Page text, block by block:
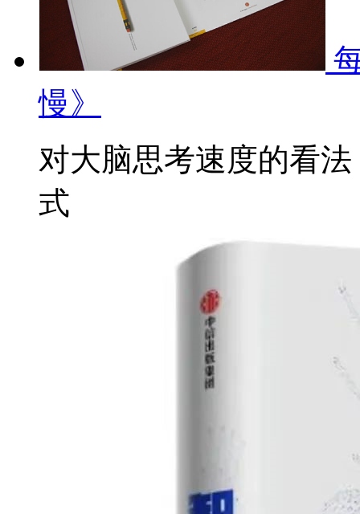
慢》
对大脑思考速度的看
式